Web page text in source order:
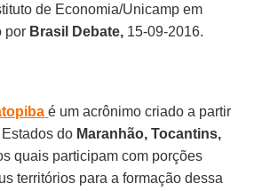
de Economia/Unicamp em
por Brasil Debate, 15-09-2016.
é um acrônimo criado a partir
do Maranhão, Tocantins,
quais participam com porções
territórios para a formação dessa